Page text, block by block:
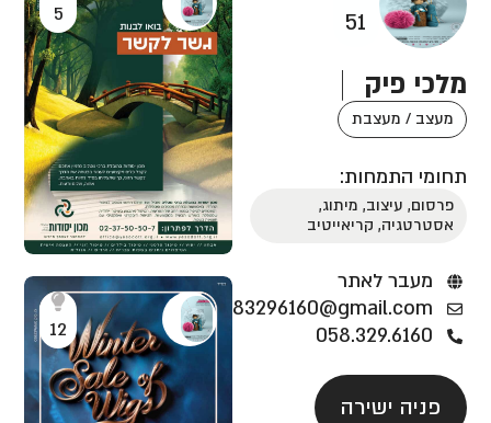
51
מלכי פיק
מעצב / מעצבת
תחומי התמחות:
פרסום, עיצוב, מיתוג,
אסטרטגיה, קריאייטיב
מעבר לאתר
m0583296160@gmail.com
058.329.6160
פניה ישירה
5
12